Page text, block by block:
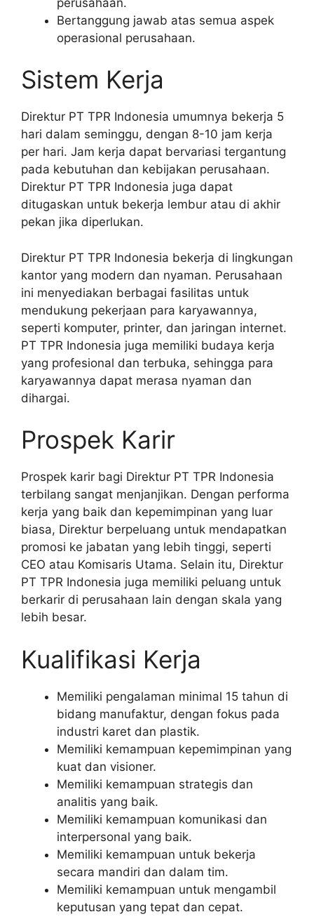
Bertanggung jawab atas semua aspek
operasional perusahaan.
Sistem Kerja
Direktur PT TPR Indonesia umumnya bekerja 5
hari dalam seminggu, dengan 8-10 jam kerja
per hari. Jam kerja dapat bervariasi tergantung
pada kebutuhan dan kebijakan perusahaan.
Direktur PT TPR Indonesia juga dapat
ditugaskan untuk bekerja lembur atau di akhir
pekan jika diperlukan.
Direktur PT TPR Indonesia bekerja di lingkungan
kantor yang modern dan nyaman. Perusahaan
ini menyediakan berbagai fasilitas untuk
mendukung pekerjaan para karyawannya,
seperti komputer, printer, dan jaringan internet.
PT TPR Indonesia juga memiliki budaya kerja
yang profesional dan terbuka, sehingga para
karyawannya dapat merasa nyaman dan
dihargai.
Prospek Karir
Prospek karir bagi Direktur PT TPR Indonesia
terbilang sangat menjanjikan. Dengan performa
kerja yang baik dan kepemimpinan yang luar
biasa, Direktur berpeluang untuk mendapatkan
promosi ke jabatan yang lebih tinggi, seperti
CEO atau Komisaris Utama. Selain itu, Direktur
PT TPR Indonesia juga memiliki peluang untuk
berkarir di perusahaan lain dengan skala yang
lebih besar.
Kualifikasi Kerja
Memiliki pengalaman minimal 15 tahun di
bidang manufaktur, dengan fokus pada
industri karet dan plastik.
Memiliki kemampuan kepemimpinan yang
kuat dan visioner.
Memiliki kemampuan strategis dan
analitis yang baik.
Memiliki kemampuan komunikasi dan
interpersonal yang baik.
Memiliki kemampuan untuk bekerja
secara mandiri dan dalam tim.
Memiliki kemampuan untuk mengambil
keputusan yang tepat dan cepat.